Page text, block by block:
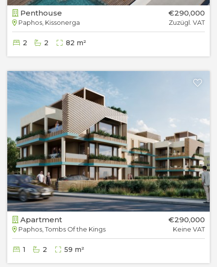
Penthouse
Paphos, Kissonerga
€290,000
Zuzügl. VAT
2 2 82 m²
Apartment
Paphos, Tombs Of the Kings
€290,000
Keine VAT
1 2 59 m²